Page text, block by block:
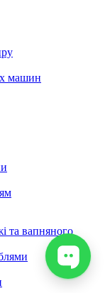
машин
та вапняного